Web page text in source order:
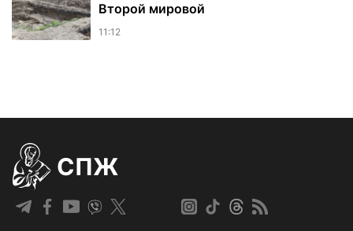
Второй мировой
11:12
СПЖ